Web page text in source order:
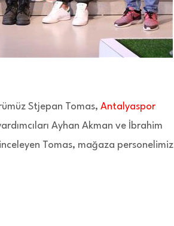
Stjepan Tomas, Antalyaspor
Ayhan Akman ve İbrahim
Tomas, mağaza personelimiz